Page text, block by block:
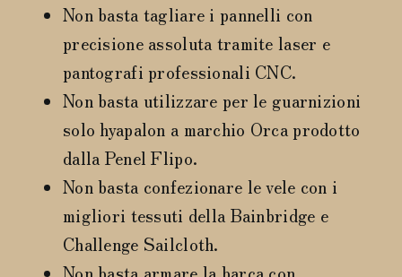
Non basta tagliare i pannelli con
precisione assoluta tramite laser e
pantografi professionali CNC.
Non basta utilizzare per le guarnizioni
solo hyapalon a marchio Orca prodotto
dalla Penel Flipo.
Non basta confezionare le vele con i
migliori tessuti della Bainbridge e
Challenge Sailcloth.
Non basta armare la barca con